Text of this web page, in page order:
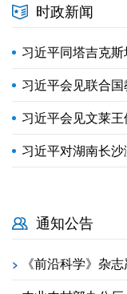
时政新闻
习近平同塔吉克
习近平会见联合
习近平会见文莱
习近平对湖南长
通知公告
> 《前沿科学》杂